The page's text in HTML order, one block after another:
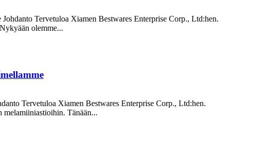
Tervetuloa Xiamen Bestwares Enterprise Corp., Ltd:hen.
olemme...
Tervetuloa Xiamen Bestwares Enterprise Corp., Ltd:hen.
melamiiniastioihin. Tänään...